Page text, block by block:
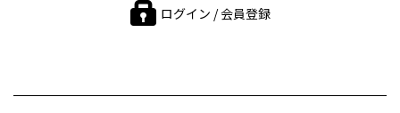
ログイン / 会員登録